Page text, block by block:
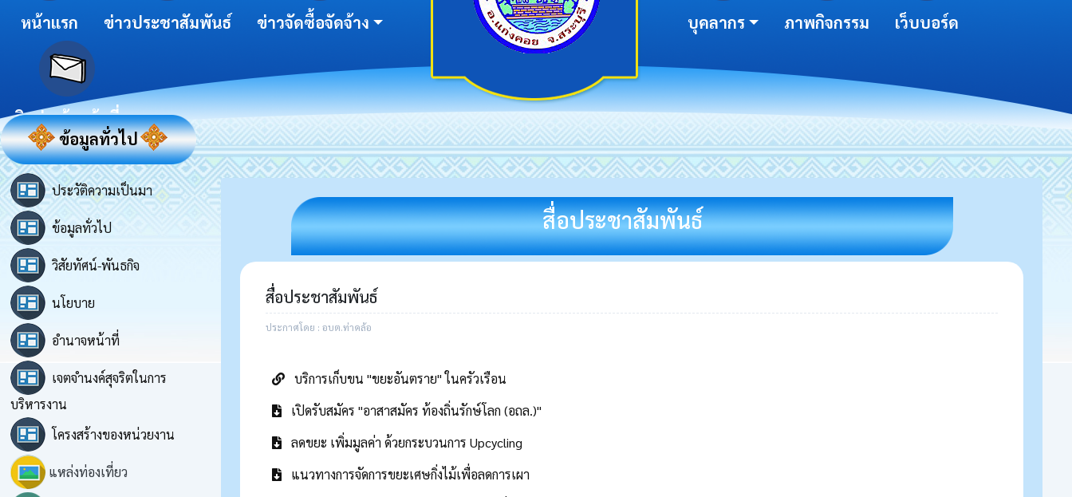
หน้าแรก ข่าวประชาสัมพันธ์ ข่าวจัดซื้อจัดจ้าง บุคลากร ภาพกิจกรรม เว็บบอร์ด
ติดต่อเจ้าหน้าที่
ข้อมูลทั่วไป
ประวัติความเป็นมา
ข้อมูลทั่วไป
วิสัยทัศน์-พันธกิจ
นโยบาย
อำนาจหน้าที่
เจตจำนงค์สุจริตในการ
บริหารงาน
โครงสร้างของหน่วยงาน
แหล่งท่องเที่ยว
สื่อประชาสัมพันธ์
สื่อประชาสัมพันธ์
ประกาศโดย : อบต.ท่าคล้อ
บริการเก็บขน "ขยะอันตราย" ในครัวเรือน
เปิดรับสมัคร "อาสาสมัคร ท้องถิ่นรักษ์โลก (อถล.)"
ลดขยะ เพิ่มมูลค่า ด้วยกระบวนการ Upcycling
แนวทางการจัดการขยะเศษกิ่งไม้เพื่อลดการเผา